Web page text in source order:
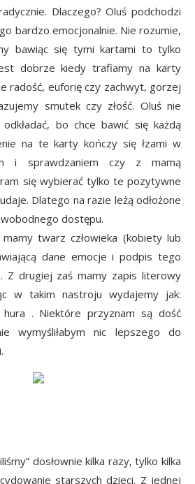
Dlaczego? Oluś podchodzi
bardzo emocjonalnie. Nie rozumie,
bawiąc się tymi kartami to tylko
dobrze kiedy trafiamy na karty
radość, euforię czy zachwyt, gorzej
smutek czy złość. Oluś nie
bo chce bawić się każdą
na te karty kończy się łzami w
i sprawdzaniem czy z mamą
się wybierać tylko te pozytywne
Dlatego na razie leżą odłożone
dostępu.
twarz człowieka (kobiety lub
dane emocje i podpis tego
Z drugiej zaś mamy zapis literowy
w takim nastroju wydajemy jak:
hura . Niektóre przyznam są dość
wymyśliłabym nic lepszego do
dosłownie kilka razy, tylko kilka
starszych dzieci. Z jednej